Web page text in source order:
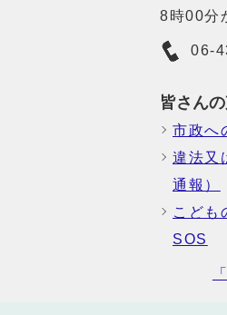
8時00分
06-
皆さん
市政へ
違法又
通報）
こども
SOS